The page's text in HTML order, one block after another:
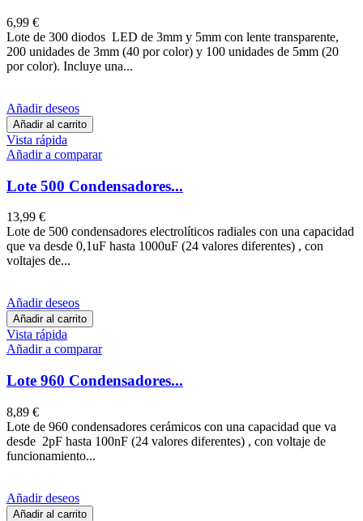
6,99 €
Lote de 300 diodos LED de 3mm y 5mm con lente transparente,
200 unidades de 3mm (40 por color) y 100 unidades de 5mm (20
por color). Incluye una...
Añadir deseos
Añadir al carrito
Vista rápida
Añadir a comparar
Lote 500 Condensadores...
13,99 €
Lote de 500 condensadores electrolíticos radiales con una capacidad
que va desde 0,1uF hasta 1000uF (24 valores diferentes) , con
voltajes de...
Añadir deseos
Añadir al carrito
Vista rápida
Añadir a comparar
Lote 960 Condensadores...
8,89 €
Lote de 960 condensadores cerámicos con una capacidad que va
desde 2pF hasta 100nF (24 valores diferentes) , con voltaje de
funcionamiento...
Añadir deseos
Añadir al carrito